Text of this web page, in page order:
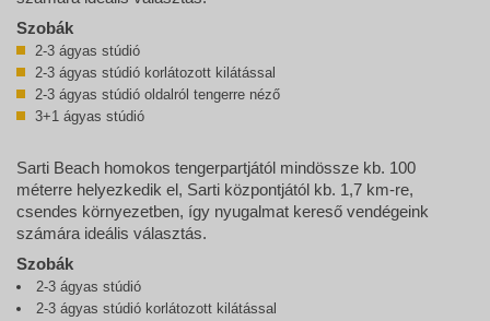
Szobák
2-3 ágyas stúdió
2-3 ágyas stúdió korlátozott kilátással
2-3 ágyas stúdió oldalról tengerre néző
3+1 ágyas stúdió
Sarti Beach homokos tengerpartjától mindössze kb. 100
méterre helyezkedik el, Sarti központjától kb. 1,7 km-re,
csendes környezetben, így nyugalmat kereső vendégeink
számára ideális választás.
Szobák
2-3 ágyas stúdió
2-3 ágyas stúdió korlátozott kilátással